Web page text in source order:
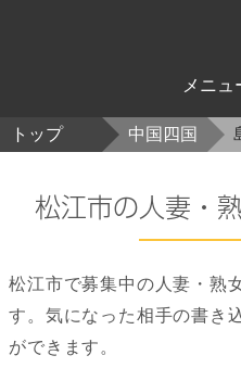
北海道東北
北海道
青森
岩手
宮城
秋田
山形
福島
関東
茨城
栃木
群馬
埼玉
千葉
東京
神奈川
中部
新潟
富山
石川
福井
山梨
長野
岐阜
静岡
愛知
近畿
三重
滋賀
京都
大阪
兵庫
奈良
和歌山
中国四国
鳥取
島根
岡山
広島
山口
徳島
香川
愛媛
高知
九州沖縄
福岡
佐賀
長崎
熊本
大分
宮崎
鹿児島
沖縄
トップ 中国四国
松江市の人妻・
松江市で募集中の人妻・熟
す。気になった相手の書き
ができます。